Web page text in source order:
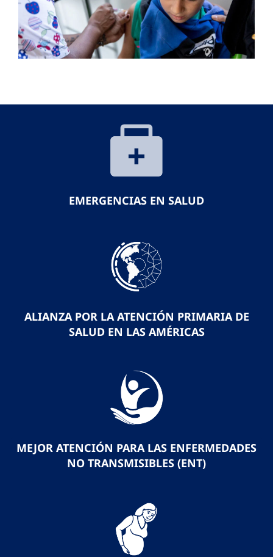
EMERGENCIAS EN SALUD
ALIANZA POR LA ATENCIÓN PRIMARIA DE
SALUD EN LAS AMÉRICAS
MEJOR ATENCIÓN PARA LAS ENFERMEDADES
NO TRANSMISIBLES (ENT)